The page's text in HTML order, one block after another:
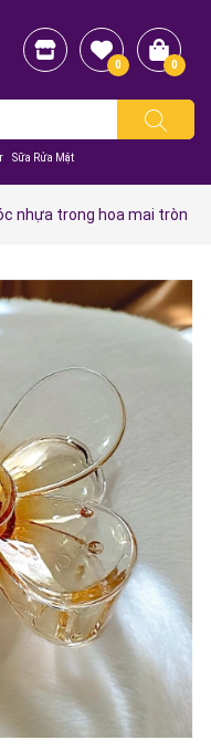
Sữa Rửa Mặt
0 0
nhựa trong hoa mai tròn